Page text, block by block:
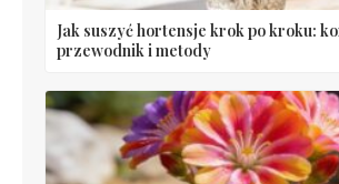
Jak suszyć hortensje krok po kroku:
przewodnik i metody